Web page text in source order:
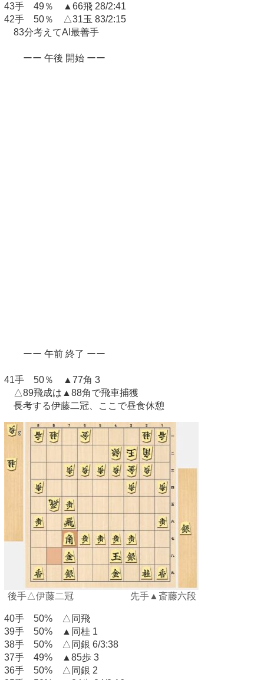
43手 49％ ▲66飛 28/2:41
42手 50％ △31玉 83/2:15
83分考えてAI最善手
ーー 午後 開始 ーー
ーー 午前 終了 ーー
41手 50％ ▲77角 3
△89飛成は▲88角で飛車捕獲
長考する伊藤二冠、ここで昼食休憩
後手△伊藤二冠 先手▲斎藤六段
40手 50% △同飛
39手 50% ▲同桂 1
38手 50% △同銀 6/3:38
37手 49% ▲85歩 3
36手 50% △同銀 2